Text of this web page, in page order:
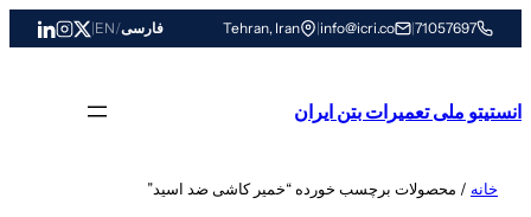
به
71057697
|
info@icri.co
|
Tehran, Iran فارسی/
EN
|
انستیتو ملی تعمیرات بتن ایران
خانه / محصولات برچسب خورده “خمیر کاشی ضد اسید”